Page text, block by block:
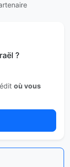
?
où vous